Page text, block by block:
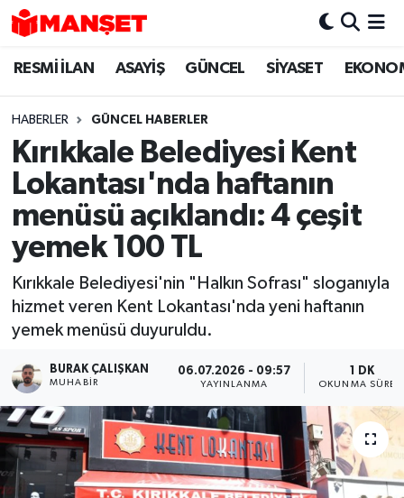
RESMİ İLAN ASAYİŞ GÜNCEL SİYASET
HABERLER GÜNCEL HABERLER
Kırıkkale Belediyesi Kent
Lokantası'nda haftanın
menüsü açıklandı: 4 çeşit
yemek 100 TL
Kırıkkale Belediyesi'nin "Halkın Sofrası" sloganıyla
hizmet veren Kent Lokantası'nda yeni haftanın
yemek menüsü duyuruldu.
BURAK ÇALIŞKAN
MUHABIR
06.07.2026 - 09:57
YAYINLANMA
1 DK
OKUNMA
Hava Durumu
Trafik Durumu
Süper Lig Puan Durumu ve Fikstür
Tüm Manşetler
Son Dakika Haberleri
Haber Arşivi